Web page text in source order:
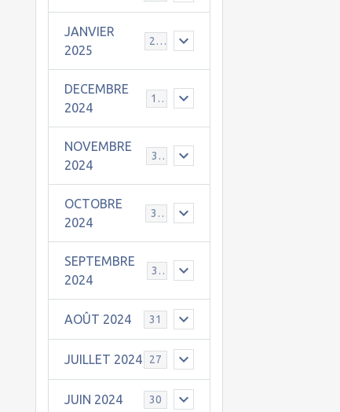
JANVIER
2025
25
DECEMBRE
2024
19
NOVEMBRE
2024
30
OCTOBRE
2024
31
SEPTEMBRE
2024
30
AOÛT 2024 31
JUILLET 2024 27
JUIN 2024 30